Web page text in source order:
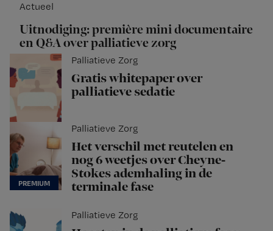
Actueel
Uitnodiging: première mini documentaire
en Q&A over palliatieve zorg
Palliatieve Zorg
Gratis whitepaper over
palliatieve sedatie
Palliatieve Zorg
Het verschil met reutelen en
nog 6 weetjes over Cheyne-
Stokes ademhaling in de
terminale fase
Palliatieve Zorg